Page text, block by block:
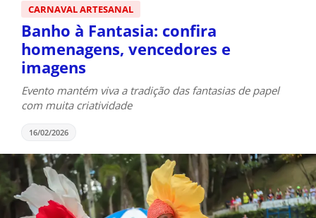
CARNAVAL ARTESANAL
Banho à Fantasia: confira
homenagens, vencedores e
imagens
Evento mantém viva a tradição das fantasias de papel
com muita criatividade
16/02/2026